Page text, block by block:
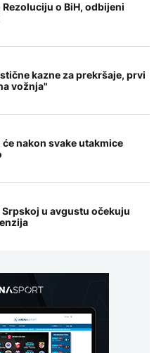
o BiH, odbijeni
kazne za prekršaje, prvi
vožnja"
nakon svake utakmice
u avgustu očekuju